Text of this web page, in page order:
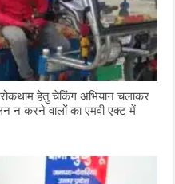
रोकथाम हेतु चेकिंग अभियान चलाकर
न करने वालों का एमवी एक्ट में